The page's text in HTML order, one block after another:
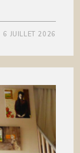
6 JUILLET 2026